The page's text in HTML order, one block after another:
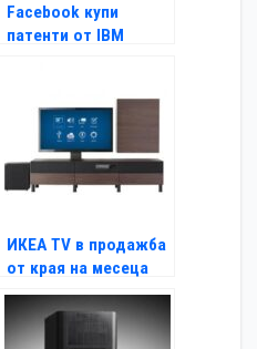
Facebook купи
патенти от IBM
ИКЕА TV в продажба
от края на месеца